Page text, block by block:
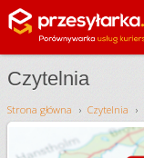
Czytelnia
Strona główna Czytelnia